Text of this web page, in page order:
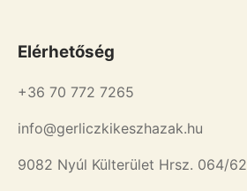
Elérhetőség
+36 70 772 7265
info@gerliczkikeszhazak.hu
9082 Nyúl Külterület Hrsz. 064/62